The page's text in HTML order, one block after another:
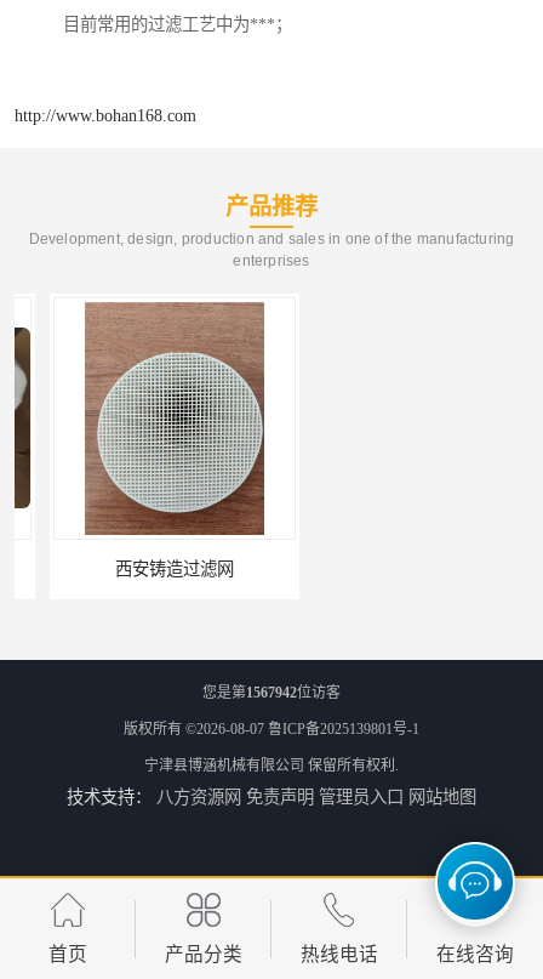
目前常用的过滤工艺中为***；
http://www.bohan168.com
产品推荐
Development, design, production and sales in one of the manufacturing
enterprises
西安铸造过滤网
喀什铸造过滤网 怒江铸造过滤网
您是第1567942位访客
版权所有 ©2026-08-07 鲁ICP备2025139801号-1
宁津县博涵机械有限公司 保留所有权利.
技术支持： 八方资源网 免责声明 管理员入口 网站地图
首页 产品分类 热线电话 在线咨询